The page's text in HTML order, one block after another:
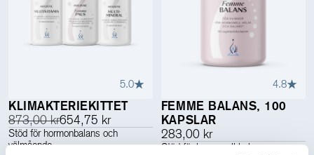
5.0
KLIMAKTERIEKITTET
873,00 kr654,75 kr
Stöd för hormonbalans och
välmående
4.8
FEMME BALANS, 100
KAPSLAR
283,00 kr
Stöd för hormonell balans genom